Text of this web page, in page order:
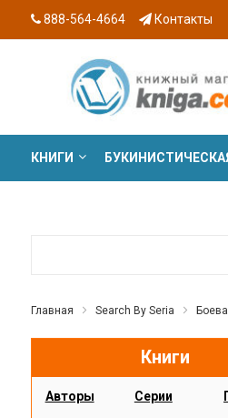
888-564-4664 Контакты
КНИГИ
Главная Search By Seria
Книги
Авторы Серии